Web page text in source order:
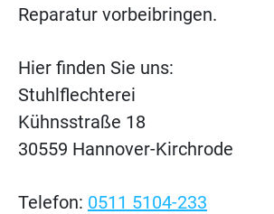
Reparatur vorbeibringen.
Hier finden Sie uns:
Stuhlflechterei
Kühnsstraße 18
30559 Hannover-Kirchrode
Telefon: 0511 5104-233